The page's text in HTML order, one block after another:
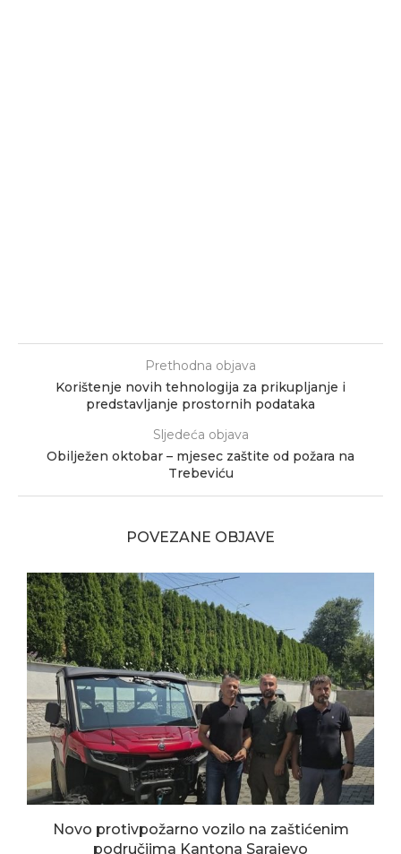
Prethodna objava
Korištenje novih tehnologija za prikupljanje i
predstavljanje prostornih podataka
Sljedeća objava
Obilježen oktobar – mjesec zaštite od požara na
Trebeviću
POVEZANE OBJAVE
Novo protivpožarno vozilo na zaštićenim
područjima Kantona Sarajevo